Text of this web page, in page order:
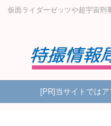
仮面ライダーゼッツや超宇宙刑
[PR]当サイトでは